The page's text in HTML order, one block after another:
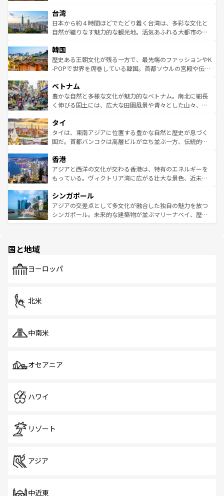
ならではの贅沢な旅のスタイルだ。 なお、新着のアメリカ
情報はコンテンツ一覧を参照してほしい。
れるおもてなしの心で訪れる人々を迎えてくれるハワイの
人々、おいしいローカルフードやハワイアンミュージッ
ク、伝統的なフラダンスなど、すべてがハワイの魅力を彩
ワイを、存分に味わってほしい。 なお、新着のハワイ情報
はコンテンツ一覧を参照してほしい。
リアリーフや大陸中央部にそびえるウルル（エアーズロッ
ク）、タスマニアの美しい原生林やケアンズの熱帯雨林な
ど、見どころがたくさん。また、カフェやワイン、オージ
いる。アクティビティも充実しており、サーフィンやダイ
ビング、ハイキングなど、アウトドア好きにはたまらな
い。オーストラリアの多彩な魅力を存分に味わいつくそ
参照してほしい。
台湾
日本から約４時間ほどでたどり着く台湾は、多彩な文化と
自然が織りなす魅力的な観光地。活気あふれる大都市の台
ン）、静ひつな山岳地帯である台湾東部など、都市の喧騒
と山間の静けさが共存しており、訪れる人に新しい発見と
驚きをもたらしてくれる。また、奥深い台湾の食文化も魅
容にもいいと評判のスイーツなど、バラエティ豊かな料理
が味わえる。 なお、新着の台湾情報は コンテンツ一覧を参
照してほしい。
韓国
歴史ある王朝文化が残る一方で、最先端のファッションやK
-POPで世界を席巻している韓国。首都ソウルの宮殿や伝統
き、地方に足を延ばせば四季折々の自然美を楽しむことが
できる。そして、キムチや焼肉、絶品のストリートフード
まで、さまざまな韓国料理が待っている。夜には、韓国な
リティに包まれながら、韓国の多彩な魅力を心ゆくまで味
わってみてほしい。 なお、新着の韓国情報はコンテンツ一
覧を参照してほしい。
ベトナム
豊かな自然と多様な文化が魅力的なベトナム。南北に細長
く伸びる国土には、広大な田園風景や青々とした山々、世
急速な発展と共に伝統が息づく。ハノイの古い町並みやホ
ーチミン市のフランス統治時代の建物も、独特の雰囲気を
醸し出している。また、バラエティの豊かさとおいしさで
とつ。フォーやバインミー、ベトナムコーヒーなどは、ぜ
ひ現地で味わいたい。どの地域を訪れてもあたたかい人々
が旅行者を迎えてくれるので、きっと忘れられない旅にな
参照してほしい。
タイ
タイは、東南アジアに位置する豊かな自然と歴史が息づく
国だ。首都バンコクは高層ビルが立ち並ぶ一方、伝統的な
の活気が交差している。北部ではチェンマイなどの山岳地
帯で自然と触れ合い、南部ではプーケットやクラビの美し
いビーチでリゾート気分を楽しむことができる。タイ料理
激する。気候は一年中温暖で、どの季節にも異なる楽しみ
が待っている。親しみやすいタイの人々、仏教を中心とし
た文化、そして多様な観光資源が、訪れる旅人を魅了し続
香港
アジアと西洋の文化が交わる香港は、特有のエネルギーを
もっている。ヴィクトリア湾に広がる壮大な景色、近未来
み、どこを訪れても感動するはず。観光スポットが密集し
ており、効率よく見どころを回れるのも魅力。息をのむよ
うな絶景から文化的な体験まで、香港を存分に楽しみ尽く
シンガポール
アジアの交差点として多文化が融合した独自の魅力を放つ
シンガポール。未来的な建築物が並ぶマリーナベイ、歴史
で、ホーカーズは地元の風情を楽しめる外せないスポット
国と地域
ヨーロッパ
北米
中南米
オセアニア
ハワイ
リゾート
アジア
中近東